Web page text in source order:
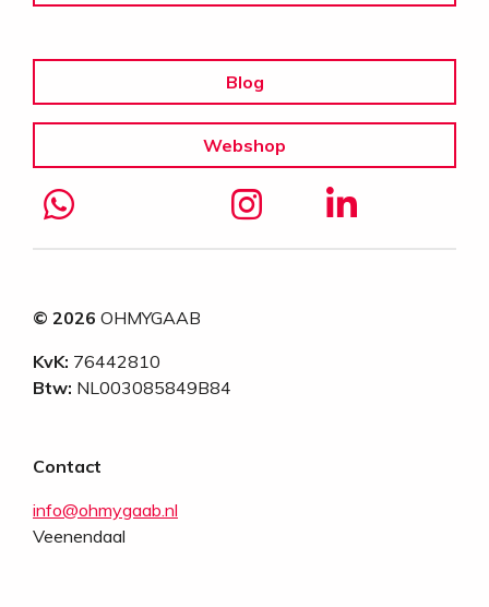
Blog
Webshop
© 2026 OHMYGAAB
KvK: 76442810
Btw: NL003085849B84
Contact
info@ohmygaab.nl
Veenendaal